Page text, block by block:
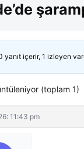
yanıt içerir, 1 izleyen
(toplam 1)
11:43 pm